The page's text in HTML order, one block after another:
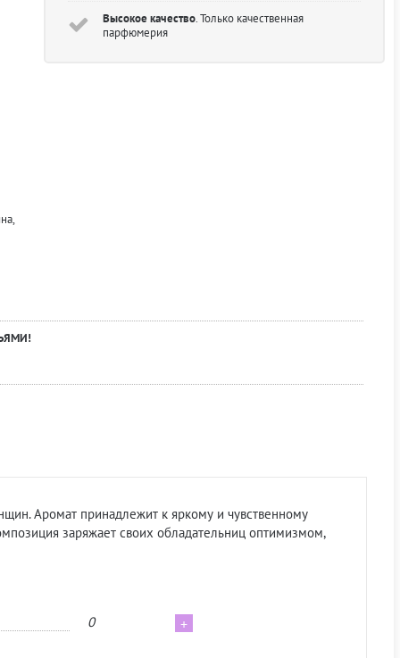
Высокое качество. Только качественная
парфюмерия
Аромат принадлежит к яркому и чувственному
заряжает своих обладательниц оптимизмом,
0 +